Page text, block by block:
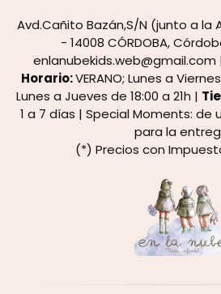
Avd.Cañito Bazán,S/N (junto a la
- 14008 CÓRDOBA,
enlanubekids.web@gmail.com
Horario:VERANO; Lunes a
Lunes a Jueves de 18:00 a 21h |
1 a 7 días | Special Moments: de
para la
(*) Precios con